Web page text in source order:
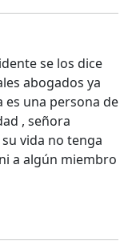
se los dice
abogados ya
es una persona de
, señora
vida no tenga
a algún miembro